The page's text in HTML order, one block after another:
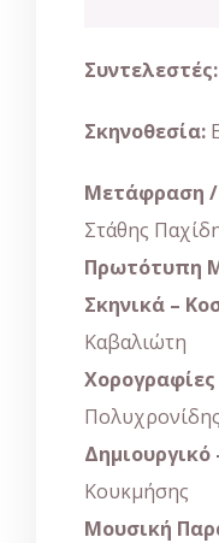
Συντελεστές:
Σκηνοθεσία:
Μετάφραση /
Στάθης
Πρωτότυπη
Σκηνικά –
Καβαλιώτη
Χορογραφίες
Πολυχρονίδης
Κουκμήσης
Μουσική